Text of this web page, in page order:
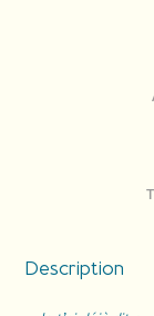
Description